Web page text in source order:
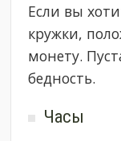
Если вы
кружки,
монету.
бедность.
Часы